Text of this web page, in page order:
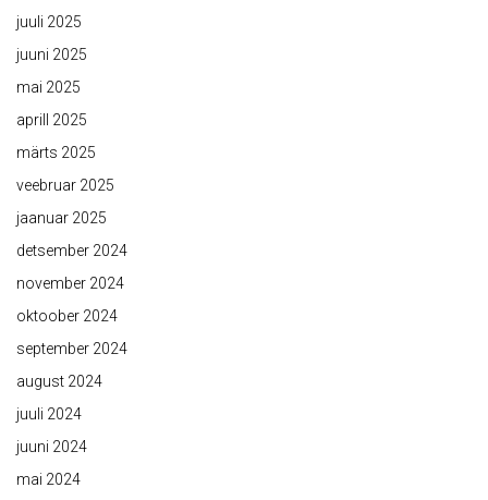
juuli 2025
juuni 2025
mai 2025
aprill 2025
märts 2025
veebruar 2025
jaanuar 2025
detsember 2024
november 2024
oktoober 2024
september 2024
august 2024
juuli 2024
juuni 2024
mai 2024